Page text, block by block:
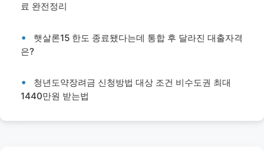
료 완전정리
햇살론15 한도 종료됐다는데 통합 후 달라진 대출자격
은?
청년도약장려금 신청방법 대상 조건 비수도권 최대
1440만원 받는법